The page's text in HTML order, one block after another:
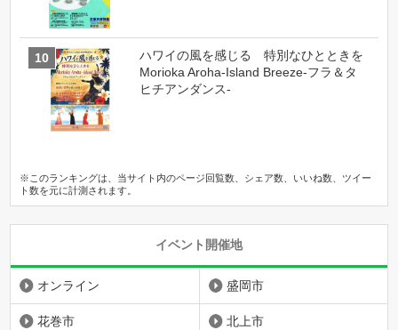
ハワイの風を感じる 特別なひとときを
Morioka Aroha-Island Breeze-フラ＆タ
ヒチアンダンス-
※このランキングは、当サイト内のページ回覧数、シェア数、いいね数、ツイー
ト数を元に計測されます。
イベント開催地
オンライン 盛岡市
花巻市 北上市